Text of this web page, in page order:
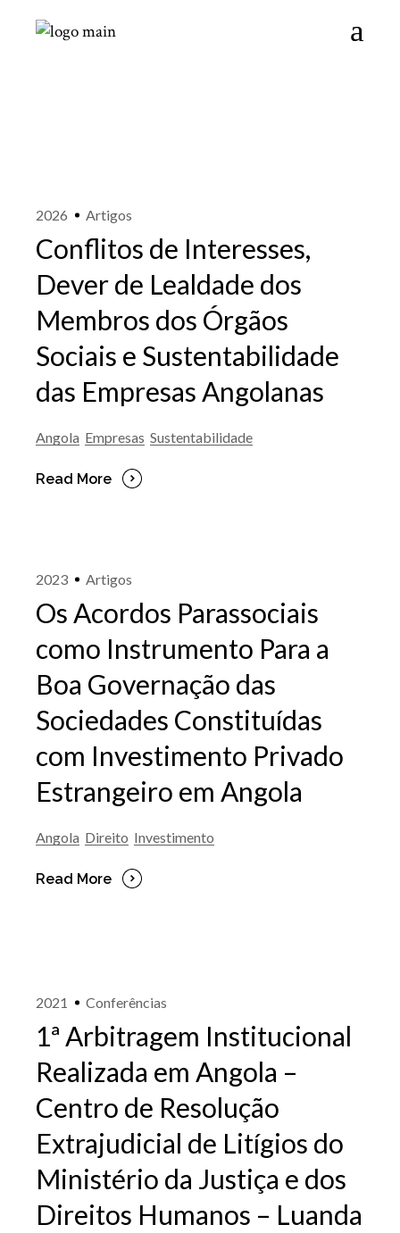
2026 Artigos
Conflitos de Interesses,
Dever de Lealdade dos
Membros dos Órgãos
Sociais e Sustentabilidade
das Empresas Angolanas
Angola Empresas Sustentabilidade
Read More
2023 Artigos
Os Acordos Parassociais
como Instrumento Para a
Boa Governação das
Sociedades Constituídas
com Investimento Privado
Estrangeiro em Angola
Angola Direito Investimento
Read More
2021 Conferências
1ª Arbitragem Institucional
Realizada em Angola –
Centro de Resolução
Extrajudicial de Litígios do
Ministério da Justiça e dos
Direitos Humanos – Luanda